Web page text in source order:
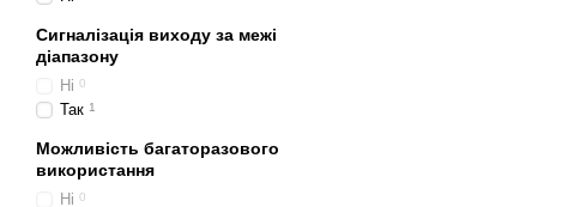
Сигналізація виходу за межі
діапазону
Ні 0
Так 1
Можливість багаторазового
використання
Ні 0